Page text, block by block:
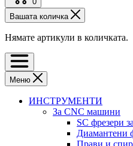
Вашата количка
Нямате артикули в количката.
Меню
ИНСТРУМЕНТИ
За CNC машини
SC фрезери
Диамантени
Прави и